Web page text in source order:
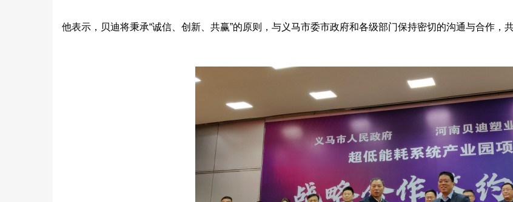
他表示，贝迪将秉承“诚信、创新、共赢”的原则，与义马市委市政府和各级部门保持密切的沟通与合作，